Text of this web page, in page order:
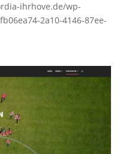
ihrhove.de/wp-
2a10-4146-87ee-